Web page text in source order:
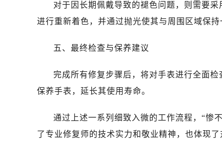
对于因长期佩戴导致的褪色问题，则需要
进行重新着色，并通过抛光使其与周围区域保持
五、最终检查与保养建议
完成所有修复步骤后，将对手表进行全面
保养手表，延长其使用寿命。
通过上述一系列细致入微的工作流程，“惨
了专业修复师的技术实力和敬业精神，也体现